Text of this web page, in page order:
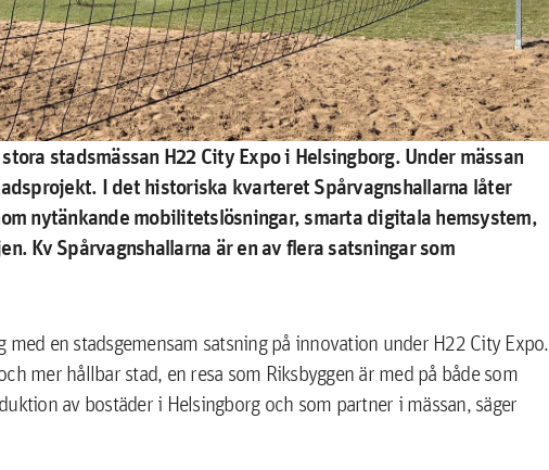
stadsmässan H22 City Expo i Helsingborg. Under mässan
I det historiska kvarteret Spårvagnshallarna låter
nytänkande mobilitetslösningar, smarta digitala hemsystem,
Kv Spårvagnshallarna är en av flera satsningar som
en stadsgemensam satsning på innovation under H22 City Expo.
mer hållbar stad, en resa som Riksbyggen är med på både som
av bostäder i Helsingborg och som partner i mässan, säger